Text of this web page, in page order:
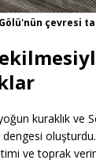
çevresi
kuraklık ve
oluşturdu.
ve toprak